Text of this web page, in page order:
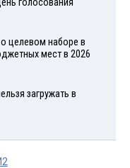
голосования
целевом наборе в
мест в 2026
загружать в